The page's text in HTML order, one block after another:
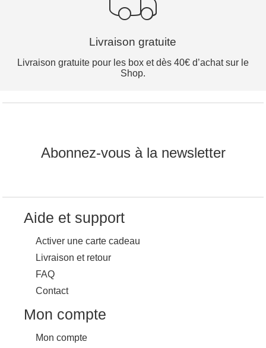
Livraison gratuite
Livraison gratuite pour les box et dès 40€ d’achat sur le
Shop.
Abonnez-vous à la newsletter
Aide et support
Activer une carte cadeau
Livraison et retour
FAQ
Contact
Mon compte
Mon compte